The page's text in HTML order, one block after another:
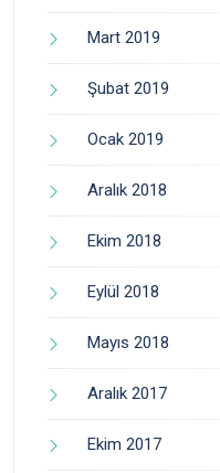
Mart 2019
Şubat 2019
Ocak 2019
Aralık 2018
Ekim 2018
Eylül 2018
Mayıs 2018
Aralık 2017
Ekim 2017